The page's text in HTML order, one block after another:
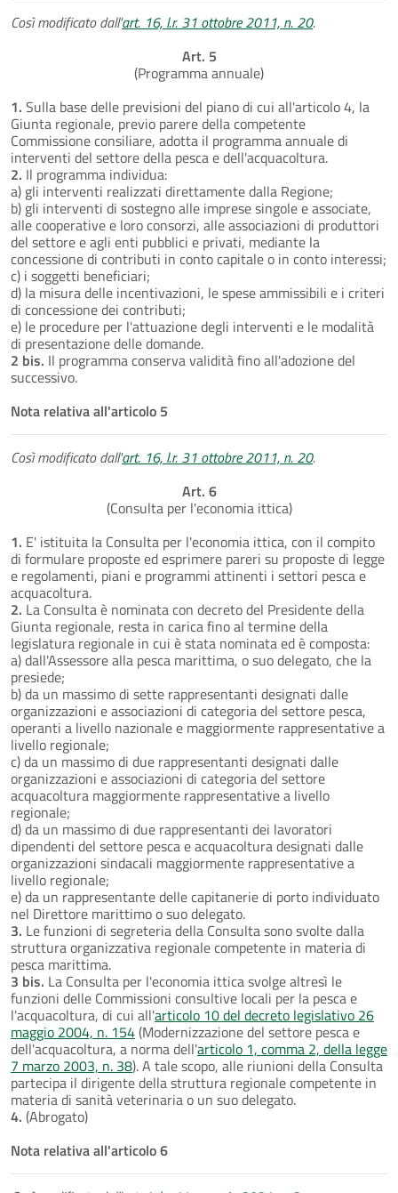
Così modificato dall'art. 16, l.r. 31 ottobre 2011, n. 20.
Art. 5
(Programma annuale)
1. Sulla base delle previsioni del piano di cui all'articolo 4, la
Giunta regionale, previo parere della competente
Commissione consiliare, adotta il programma annuale di
interventi del settore della pesca e dell'acquacoltura.
2. Il programma individua:
a) gli interventi realizzati direttamente dalla Regione;
b) gli interventi di sostegno alle imprese singole e associate,
alle cooperative e loro consorzi, alle associazioni di produttori
del settore e agli enti pubblici e privati, mediante la
concessione di contributi in conto capitale o in conto interessi;
c) i soggetti beneficiari;
d) la misura delle incentivazioni, le spese ammissibili e i criteri
di concessione dei contributi;
e) le procedure per l'attuazione degli interventi e le modalità
di presentazione delle domande.
2 bis. Il programma conserva validità fino all'adozione del
successivo.
Nota relativa all'articolo 5
Così modificato dall'art. 16, l.r. 31 ottobre 2011, n. 20.
Art. 6
(Consulta per l'economia ittica)
1. E' istituita la Consulta per l'economia ittica, con il compito
di formulare proposte ed esprimere pareri su proposte di legge
e regolamenti, piani e programmi attinenti i settori pesca e
acquacoltura.
2. La Consulta è nominata con decreto del Presidente della
Giunta regionale, resta in carica fino al termine della
legislatura regionale in cui è stata nominata ed è composta:
a) dall'Assessore alla pesca marittima, o suo delegato, che la
presiede;
b) da un massimo di sette rappresentanti designati dalle
organizzazioni e associazioni di categoria del settore pesca,
operanti a livello nazionale e maggiormente rappresentative a
livello regionale;
c) da un massimo di due rappresentanti designati dalle
organizzazioni e associazioni di categoria del settore
acquacoltura maggiormente rappresentative a livello
regionale;
d) da un massimo di due rappresentanti dei lavoratori
dipendenti del settore pesca e acquacoltura designati dalle
organizzazioni sindacali maggiormente rappresentative a
livello regionale;
e) da un rappresentante delle capitanerie di porto individuato
nel Direttore marittimo o suo delegato.
3. Le funzioni di segreteria della Consulta sono svolte dalla
struttura organizzativa regionale competente in materia di
pesca marittima.
3 bis. La Consulta per l'economia ittica svolge altresì le
funzioni delle Commissioni consultive locali per la pesca e
l'acquacoltura, di cui all'articolo 10 del decreto legislativo 26
maggio 2004, n. 154(Modernizzazione del settore pesca e
dell'acquacoltura, a norma dell'articolo 1, comma 2, della legge
7 marzo 2003, n. 38). A tale scopo, alle riunioni della Consulta
partecipa il dirigente della struttura regionale competente in
materia di sanità veterinaria o un suo delegato.
4. (Abrogato)
Nota relativa all'articolo 6